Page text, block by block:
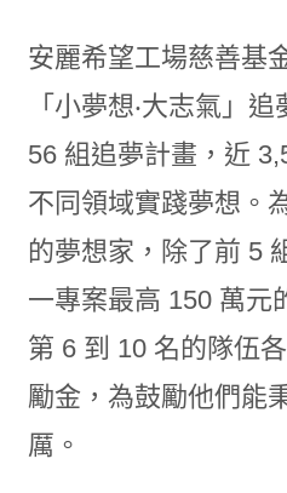
安麗希望工場慈善基
「小夢想‧大志氣」
56 組追夢計畫，近
不同領域實踐夢想。
的夢想家，除了前 5
一專案最高 150 萬元
第 6 到 10 名的隊伍
勵金，為鼓勵他們能
厲。